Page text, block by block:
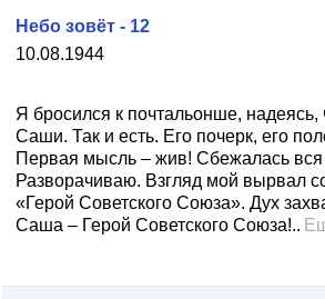
10.08.1944
Небо зовёт - 12
Я бросился к почтальонше, надеясь,
Саши. Так и есть. Его почерк, его
Первая мысль – жив! Сбежалась вся
Разворачиваю. Взгляд мой вырвал
«Герой Советского Союза». Дух
Саша – Герой Советского Союза!..